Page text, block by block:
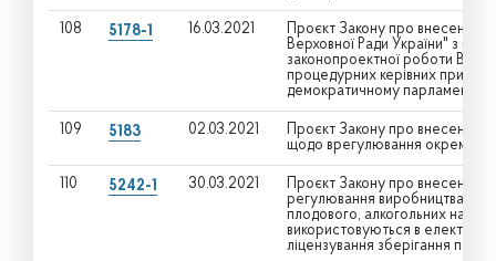
108 5178-1 16.03.2021
Проєкт Закону про внесення
Верховної Ради України" з
законопроектної роботи
процедурних керівних
демократичному парламенті
109 5183 02.03.2021
Проєкт Закону про внесення
щодо врегулювання окремих
110 5242-1 30.03.2021
Проєкт Закону про внесення
регулювання виробництва і
плодового, алкогольних
використовуються в
ліцензування зберігання